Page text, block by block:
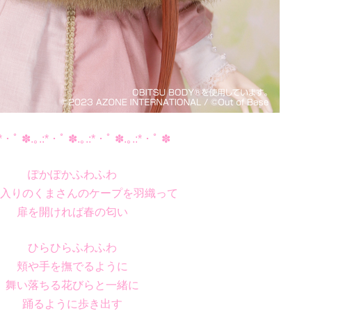
ﾟ ✽.｡.:*・ﾟ ✽.｡.:*・ﾟ ✽.｡.:*・ﾟ ✽
ぽかぽかふわふわ
りのくまさんのケープを羽織って
扉を開ければ春の匂い
ひらひらふわふわ
頬や手を撫でるように
舞い落ちる花びらと一緒に
踊るように歩き出す